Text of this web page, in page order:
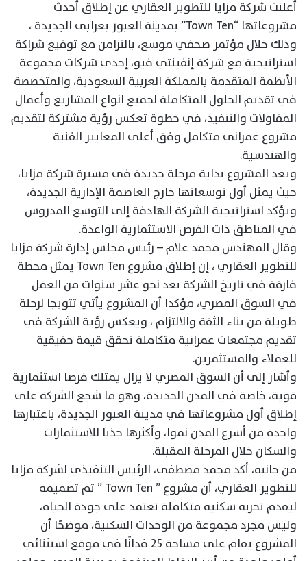
أعلنت شركة مزايا للتطوير العقاري عن إطلاق أحدث
مشروعاتها “Town Ten” بمدينة العبور بعرابى الجديدة ،
وذلك خلال مؤتمر صحفي موسع، بالتزامن مع توقيع شراكة
استراتيجية مع شركة إنفينتي فيو، إحدى شركات مجموعة
الأنظمة المتقدمة بالمملكة العربية السعودية، والمتخصصة
في تقديم الحلول المتكاملة لجميع انواع المشاريع وأعمال
المقاولات والتنفيذ، في خطوة تعكس رؤية مشتركة لتقديم
مشروع عمراني متكامل وفق أعلى المعايير الفنية
والهندسية.
ويعد المشروع بداية مرحلة جديدة في مسيرة شركة مزايا،
حيث يمثل أول توسعاتها خارج العاصمة الإدارية الجديدة،
ويؤكد استراتيجية الشركة الهادفة إلى التوسع المدروس
في المناطق ذات الفرص الاستثمارية الواعدة.
وقال المهندس محمد علام – رئيس مجلس إدارة شركة مزايا
للتطوير العقاري ، إن إطلاق مشروع Town Ten يمثل محطة
فارقة في تاريخ الشركة بعد نحو عشر سنوات من العمل
في السوق المصري، مؤكدا أن المشروع يأتي تتويجا لرحلة
طويلة من بناء الثقة والالتزام ، ويعكس رؤية الشركة في
تقديم مجتمعات عمرانية متكاملة تحقق قيمة حقيقية
للعملاء والمستثمرين.
وأشار إلى أن السوق المصري لا يزال يمتلك فرصا استثمارية
قوية، خاصة في المدن الجديدة، وهو ما شجع الشركة على
إطلاق أول مشروعاتها في مدينة العبور الجديدة، باعتبارها
واحدة من أسرع المدن نموا، وأكثرها جذبا للاستثمارات
والسكان خلال المرحلة المقبلة.
من جانبه، أكد محمد مصطفى، الرئيس التنفيذي لشركة مزايا
للتطوير العقاري، أن مشروع ” Town Ten ” تم تصميمه
ليقدم تجربة سكنية متكاملة تعتمد على جودة الحياة،
وليس مجرد مجموعة من الوحدات السكنية، موضحًا أن
المشروع يقام على مساحة 25 فدانًا في موقع استثنائي